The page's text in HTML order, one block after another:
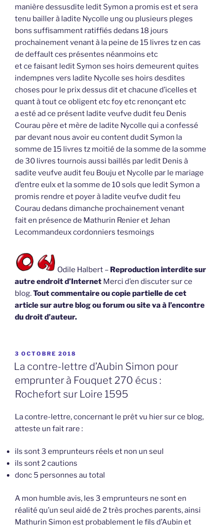
manière dessusdite ledit Symon a promis est et sera
tenu bailler à ladite Nycolle ung ou plusieurs pleges
bons suffisamment ratiffiés dedans 18 jours
prochainement venant à la peine de 15 livres tz en cas
de deffault ces présentes néanmoins etc
et ce faisant ledit Symon ses hoirs demeurent quites
indempnes vers ladite Nycolle ses hoirs desdites
choses pour le prix dessus dit et chacune d’icelles et
quant à tout ce obligent etc foy etc renonçant etc
a esté ad ce présent ladite veufve dudit feu Denis
Courau père et mère de ladite Nycolle qui a confessé
par devant nous avoir eu content dudit Symon la
somme de 15 livres tz moitié de la somme de la somme
de 30 livres tournois aussi baillés par ledit Denis à
sadite veufve audit feu Bouju et Nycolle par le mariage
d’entre eulx et la somme de 10 sols que ledit Symon a
promis rendre et poyer à ladite veufve dudit feu
Courau dedans dimanche prochainement venant
fait en présence de Mathurin Renier et Jehan
Lecommandeux cordonniers tesmoings
Odile Halbert – Reproduction interdite sur
autre endroit d’Internet Merci d’en discuter sur ce
blog.Tout commentaire ou copie partielle de cet
article sur autre blog ou forum ou site va à l’encontre
du droit d’auteur.
PUBLIÉ
LE
3 OCTOBRE 2018
La contre-lettre d’Aubin Simon pour
emprunter à Fouquet 270 écus :
Rochefort sur Loire 1595
La contre-lettre, concernant le prêt vu hier sur ce blog,
atteste un fait rare :
ils sont 3 emprunteurs réels et non un seul
ils sont 2 cautions
donc 5 personnes au total
A mon humble avis, les 3 emprunteurs ne sont en
réalité qu’un seul aidé de 2 très proches parents, ainsi
Mathurin Simon est probablement le fils d’Aubin et